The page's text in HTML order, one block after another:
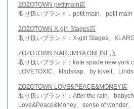
ZOZOTOWN petitmain店
取り扱いブランド：petit main、petit main
ZOZOTOWN X-girl Stages店
取り扱いブランド：X-girl Stages、
ZOZOTOWN NARUMIYA ONLINE店
取り扱いブランド：kate spade new york
LOVETOXIC、kladskap、by loveit、
ZOZOTOWN LOVE&PEACE&MONEY店
取り扱いブランド：After the rain、
Love&Peace&Money、sense of wonder